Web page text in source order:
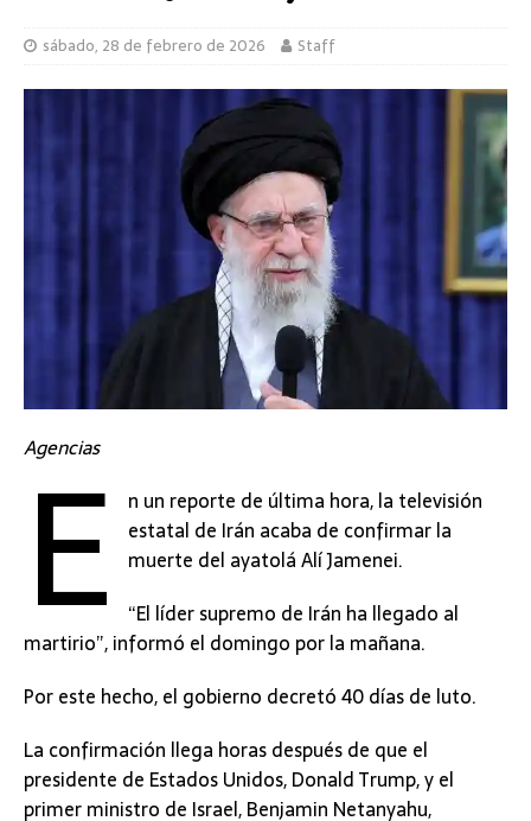
sábado, 28 de febrero de 2026 Staff
Agencias
E
n un reporte de última hora, la televisión
estatal de Irán acaba de confirmar la
muerte del ayatolá Alí Jamenei.
“El líder supremo de Irán ha llegado al
martirio”, informó el domingo por la mañana.
Por este hecho, el gobierno decretó 40 días de luto.
La confirmación llega horas después de que el
presidente de Estados Unidos, Donald Trump, y el
primer ministro de Israel, Benjamin Netanyahu,